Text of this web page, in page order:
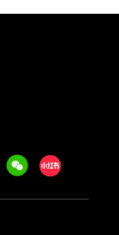
WeechatXiaohongshu/